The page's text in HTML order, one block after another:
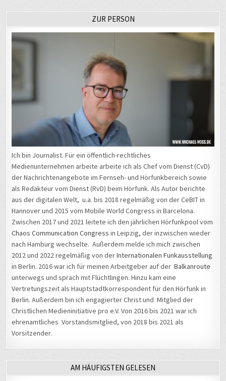
ZUR PERSON
Ich bin Journalist. Für ein öffentlich-rechtliches
Medienunternehmen arbeite arbeite ich als Chef vom Dienst (CvD)
der Nachrichtenangebote im Fernseh- und Hörfunkbereich sowie
als Redakteur vom Dienst (RvD) beim Hörfunk. Als Autor berichte
aus der digitalen Welt, u.a. bis 2018 regelmäßig von der CeBIT in
Hannover und 2015 vom Mobile World Congress in Barcelona.
Zwischen 2017 und 2021 leitete ich den jährlichen Hörfunkpool vom
Chaos Communication Congress in Leipzig, der inzwischen wieder
nach Hamburg wechselte. Außerdem melde ich mich zwischen
2012 und 2022 regelmäßig von derInternationalen Funkausstellung
in Berlin. 2016 war ich für meinen Arbeitgeber auf derBalkanroute
unterwegs und sprach mit Flüchtlingen. Hinzu kam eine
Vertretungszeit als Hauptstadtkorrespondent für den Hörfunk in
Berlin. Außerdem bin ich engagierter Christ und Mitglied der
Christlichen Medieninitiative pro e.V. Von 2016 bis 2021 war ich
ehrenamtliches Vorstandsmitglied, von 2018 bis 2021 als
Vorsitzender.
AM HÄUFIGSTEN GELESEN